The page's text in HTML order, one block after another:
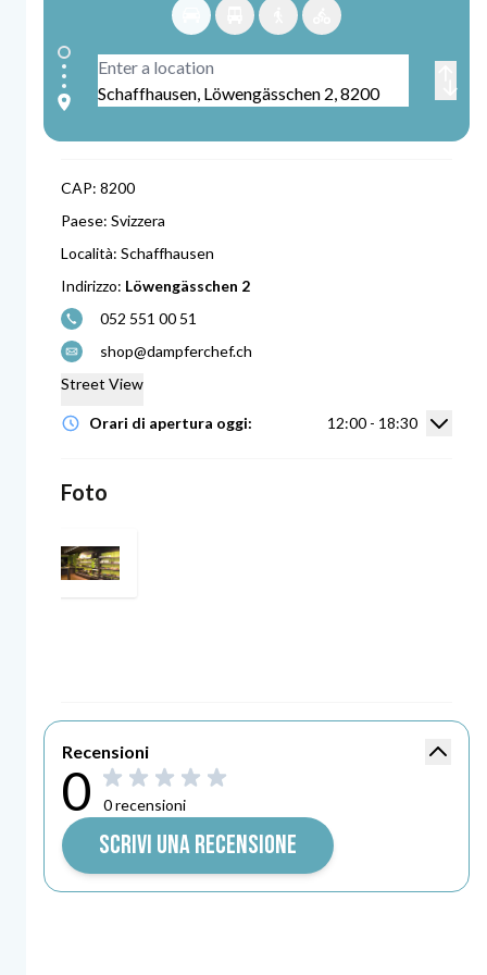
CAP: 8200
Paese: Svizzera
Località: Schaffhausen
Indirizzo: Löwengässchen 2
052 551 00 51
shop@dampferchef.ch
Street View
Orari di apertura oggi: 12:00 - 18:30
Foto
Recensioni
Punteggio
0 0\u0020su\u00205\u0020stelle
0 recensioni
SCRIVI UNA RECENSIONE